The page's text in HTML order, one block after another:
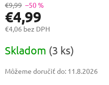
€9,99 –50 %
€4,99
€4,06 bez DPH
cena:
Skladom (3 ks)
Môžeme doručiť do: 11.8.2026